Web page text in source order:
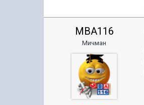
MBA116
Мичман